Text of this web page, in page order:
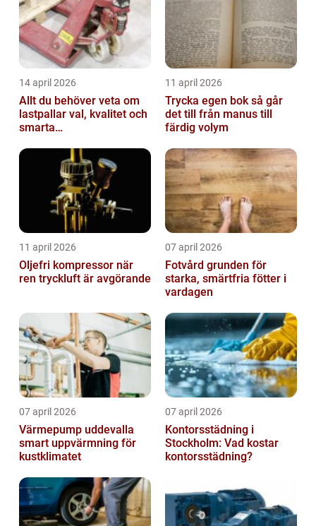
14 april 2026
Allt du behöver veta om
lastpallar val, kvalitet och
smarta
11 april 2026
Trycka egen bok så går
det till från manus till
färdig volym
11 april 2026
Oljefri kompressor när
ren tryckluft är avgörande
07 april 2026
Fotvård grunden för
starka, smärtfria fötter i
vardagen
07 april 2026
Värmepump uddevalla
smart uppvärmning för
kustklimatet
07 april 2026
Kontorsstädning i
Stockholm: Vad kostar
kontorsstädning?